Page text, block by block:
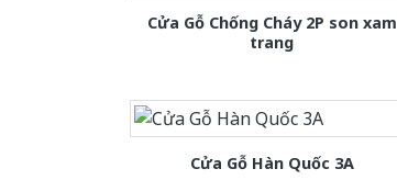
Cửa Gỗ Chống Cháy 2P son xam
trang
Cửa Gỗ Hàn Quốc 3A